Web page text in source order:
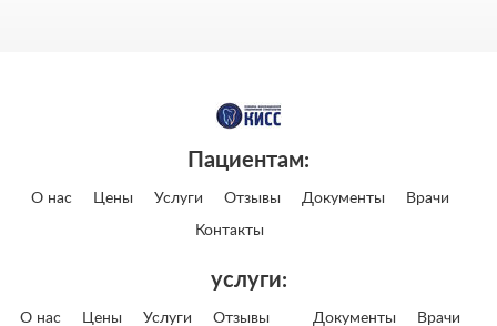
Пациентам:
О нас Цены Услуги Отзывы Документы Врачи
Контакты
услуги:
О нас Цены Услуги Отзывы Документы Врачи